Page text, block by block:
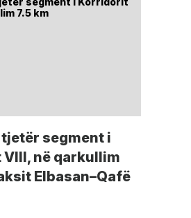
segment i
në qarkullim
Elbasan–Qafë